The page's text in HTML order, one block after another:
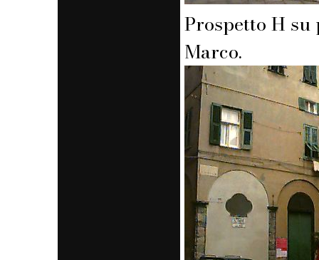
Prospetto H su
Marco.